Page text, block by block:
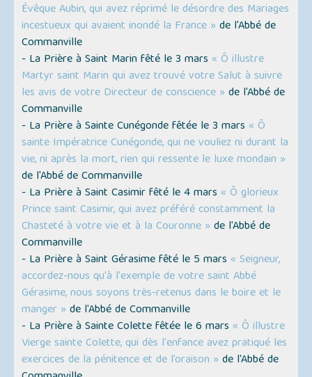
Évêque Aubin, qui avez réprimé le désordre des Mariages
incestueux qui avaient inondé la France » de l'Abbé de
Commanville
- La Prière à Saint Marin fêté le 3 mars « Ô illustre
Martyr saint Marin qui avez trouvé votre Salut à suivre
les avis de votre Directeur de conscience » de l'Abbé de
Commanville
- La Prière à Sainte Cunégonde fêtée le 3 mars « Ô
sainte Impératrice Cunégonde, qui ne vouliez ni durant la
vie, ni après la mort, rien qui ressente le luxe mondain »
de l'Abbé de Commanville
- La Prière à Saint Casimir fêté le 4 mars « Ô glorieux
Prince saint Casimir, qui avez préféré constamment la
Chasteté à votre vie et à la Couronne » de l'Abbé de
Commanville
- La Prière à Saint Gérasime fêté le 5 mars « Seigneur,
accordez-nous qu'à l'exemple de votre saint Abbé
Gérasime, nous soyons très-retenus dans le boire et le
manger » de l'Abbé de Commanville
- La Prière à Sainte Colette fêtée le 6 mars « Ô illustre
Vierge sainte Colette, qui dès l'enfance avez pratiqué les
exercices de la pénitence et de l’oraison » de l'Abbé de